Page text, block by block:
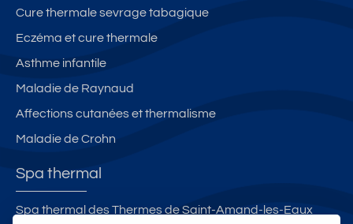
Cure thermale sevrage tabagique
Eczéma et cure thermale
Asthme infantile
Maladie de Raynaud
Affections cutanées et thermalisme
Maladie de Crohn
Spa thermal
Spa thermal des Thermes de Saint-Amand-les-Eaux